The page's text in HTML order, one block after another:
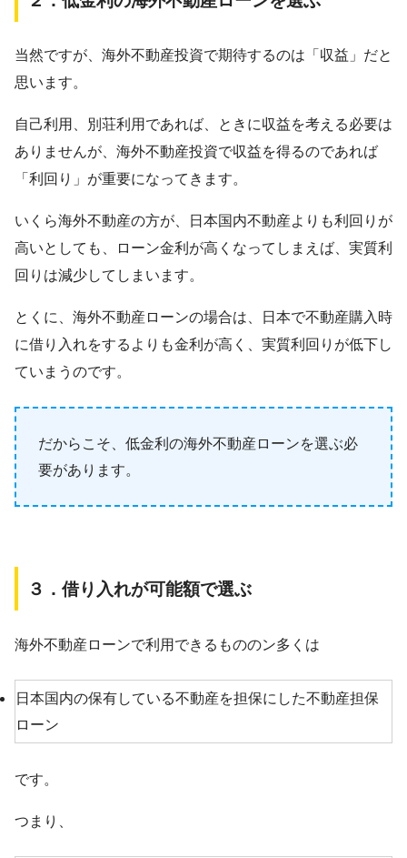
当然ですが、海外不動産投資で期待するのは「収益」だと
思います。
自己利用、別荘利用であれば、ときに収益を考える必要は
ありませんが、海外不動産投資で収益を得るのであれば
「利回り」が重要になってきます。
いくら海外不動産の方が、日本国内不動産よりも利回りが
高いとしても、ローン金利が高くなってしまえば、実質利
回りは減少してしまいます。
とくに、海外不動産ローンの場合は、日本で不動産購入時
に借り入れをするよりも金利が高く、実質利回りが低下し
ていまうのです。
だからこそ、低金利の海外不動産ローンを選ぶ必
要があります。
３．借り入れが可能額で選ぶ
海外不動産ローンで利用できるもののン多くは
日本国内の保有している不動産を担保にした不動産担保
ローン
です。
つまり、